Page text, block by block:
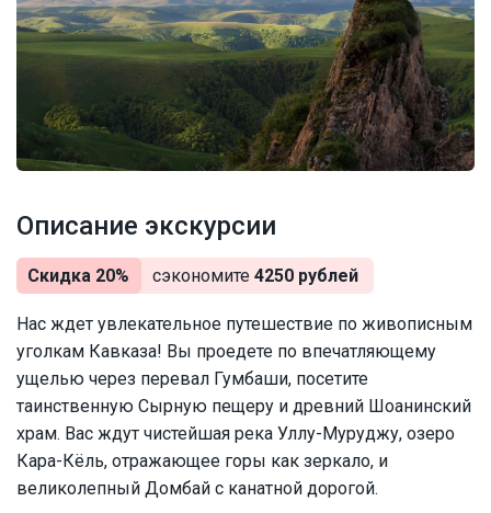
Описание экскурсии
Скидка 20% сэкономите 4250 рублей
Нас ждет увлекательное путешествие по живописным
уголкам Кавказа! Вы проедете по впечатляющему
ущелью через перевал Гумбаши, посетите
таинственную Сырную пещеру и древний Шоанинский
храм. Вас ждут чистейшая река Уллу-Муруджу, озеро
Кара-Кёль, отражающее горы как зеркало, и
великолепный Домбай с канатной дорогой.